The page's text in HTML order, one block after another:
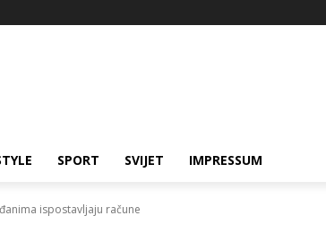
SPORT SVIJET IMPRESSUM
ispostavljaju račune